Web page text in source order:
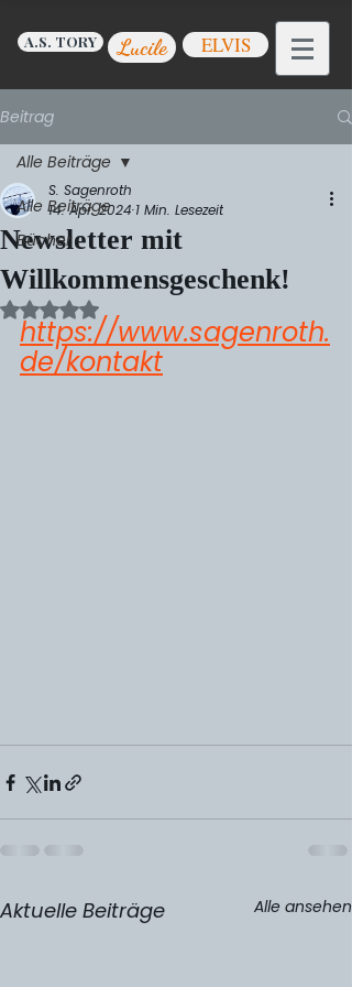
A.S. TORY Lucile ELVIS
Beitrag
Alle Beiträge
Bücher
Alle Beiträge
Newsletter mit
Willkommensgeschenk!
S. Sagenroth
14. Apr. 2024 1 Min. Lesezeit
Mit NaN von 5 Sternen bewertet.
https://www.sagenroth.
de/kontakt
Aktuelle Beiträge Alle ansehen